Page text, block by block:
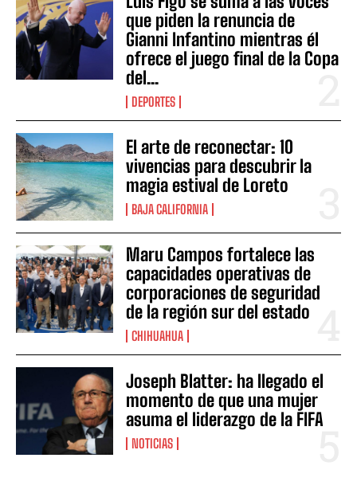
que piden la renuncia de
Gianni Infantino mientras él
ofrece el juego final de la Copa
del...
DEPORTES
El arte de reconectar: 10
vivencias para descubrir la
magia estival de Loreto
BAJA CALIFORNIA
Maru Campos fortalece las
capacidades operativas de
corporaciones de seguridad
de la región sur del estado
CHIHUAHUA
Joseph Blatter: ha llegado el
momento de que una mujer
asuma el liderazgo de la FIFA
NOTICIAS